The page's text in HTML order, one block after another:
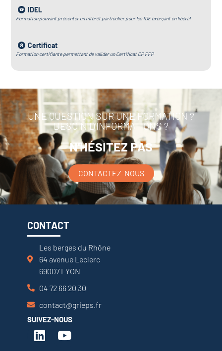
IDEL
Formation pouvant présenter un intérêt particulier pour les IDE exerçant en libéral
Certificat
Formation certifiante permettant de valider un Certificat CP FFP
UNE QUESTION SUR UNE FORMATION ?
BESOIN D'INFORMATIONS ?
N'HÉSITEZ PAS
CONTACTEZ-NOUS
CONTACT
Les berges du Rhône
64 avenue Leclerc
69007 LYON
04 72 66 20 30
contact@grieps.fr
SUIVEZ-NOUS